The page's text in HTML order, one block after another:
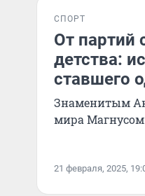
СПОРТ
От партий
детства:
ставшего
Знаменитым
мира
21 февраля, 2025,